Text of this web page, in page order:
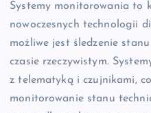
Systemy monitorowania to
nowoczesnych technologii
możliwe jest śledzenie
czasie rzeczywistym.
z telematyką i czujnikami,
monitorowanie stanu